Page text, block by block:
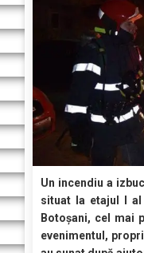
Un incendiu a
situat la etajul I al
Botoșani, cel mai
evenimentul,